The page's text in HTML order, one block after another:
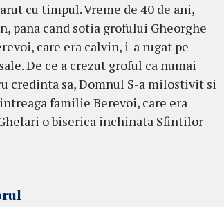
cu timpul. Vreme de 40 de ani,
pana cand sotia grofului Gheorghe
care era calvin, i-a rugat pe
De ce a crezut groful ca numai
credinta sa, Domnul S-a milostivit si
familie Berevoi, care era
o biserica inchinata Sfintilor